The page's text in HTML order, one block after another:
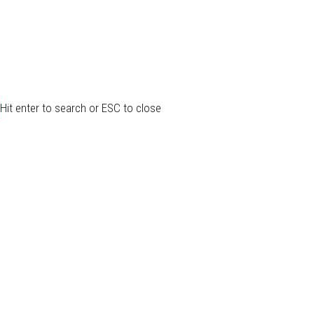
Hit enter to search or ESC to close